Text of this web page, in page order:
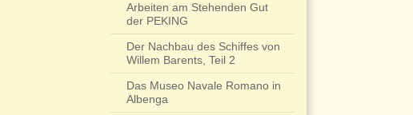
Arbeiten am Stehenden Gut
der PEKING
Der Nachbau des Schiffes von
Willem Barents, Teil 2
Das Museo Navale Romano in
Albenga